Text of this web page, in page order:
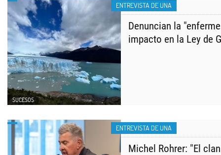
ENTREVISTA DE UNA
SUCESOS
Denuncian la
impacto en la Ley de
ENTREVISTA DE UNA
Michel Rohrer: "El